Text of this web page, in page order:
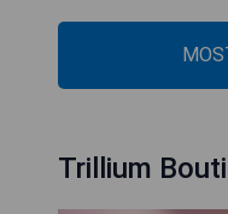
Trillium